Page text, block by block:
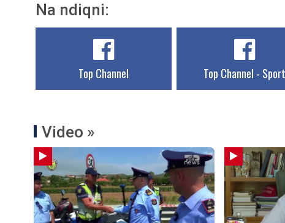
Na ndiqni:
Top Channel Top Channel - Sport
Video »